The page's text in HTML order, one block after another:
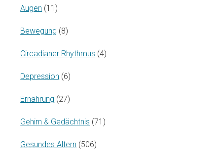
Augen (11)
Bewegung (8)
Circadianer Rhythmus (4)
Depression (6)
Ernährung (27)
Gehirn & Gedächtnis (71)
Gesundes Altern (506)